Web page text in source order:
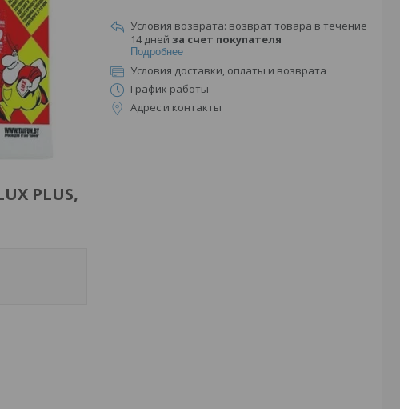
PLUS,
возврат товара в течение
14 дней за счет покупателя
Подробнее
Условия доставки, оплаты и возврата
График работы
Адрес и контакты